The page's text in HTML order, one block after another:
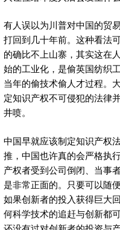
有人误以为川普对中国的贸
打回到几十年前。这种看法
的确比不上山寨，其实这在
始的工业化，是偷英国纺织
当年的偷技术偷人才过程。
定知识产权不可侵犯的法律
井喷。
中国早就应该制定知识产权
推，中国也许真的会严格执
产权者受到公司倒闭、当事
是非常正面的。只要可以随
如果创新者的投入获得巨大
何科学技术的追赶与创新都